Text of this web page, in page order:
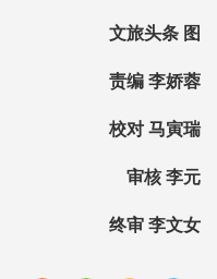
文旅头条 图
责编 李娇蓉
校对 马寅瑞
审核 李元
终审 李文女